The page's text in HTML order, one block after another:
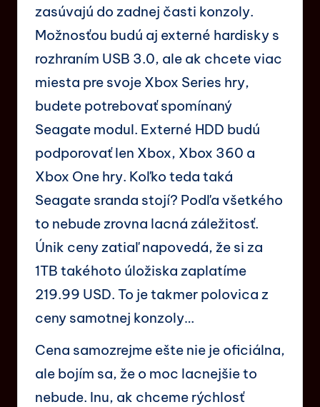
zasúvajú do zadnej časti konzoly.
Možnosťou budú aj externé hardisky s
rozhraním USB 3.0, ale ak chcete viac
miesta pre svoje Xbox Series hry,
budete potrebovať spomínaný
Seagate modul. Externé HDD budú
podporovať len Xbox, Xbox 360 a
Xbox One hry. Koľko teda taká
Seagate sranda stojí? Podľa všetkého
to nebude zrovna lacná záležitosť.
Únik ceny zatiaľ napovedá, že si za
1TB takéhoto úložiska zaplatíme
219.99 USD. To je takmer polovica z
ceny samotnej konzoly…
Cena samozrejme ešte nie je oficiálna,
ale bojím sa, že o moc lacnejšie to
nebude. Inu, ak chceme rýchlosť